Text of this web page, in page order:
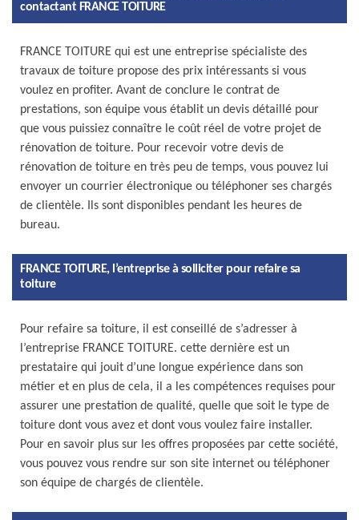
contactant FRANCE TOITURE
FRANCE TOITURE qui est une entreprise spécialiste des
travaux de toiture propose des prix intéressants si vous
voulez en profiter. Avant de conclure le contrat de
prestations, son équipe vous établit un devis détaillé pour
que vous puissiez connaître le coût réel de votre projet de
rénovation de toiture. Pour recevoir votre devis de
rénovation de toiture en très peu de temps, vous pouvez lui
envoyer un courrier électronique ou téléphoner ses chargés
de clientèle. Ils sont disponibles pendant les heures de
bureau.
FRANCE TOITURE, l’entreprise à solliciter pour refaire sa
toiture
Pour refaire sa toiture, il est conseillé de s’adresser à
l’entreprise FRANCE TOITURE. cette dernière est un
prestataire qui jouit d’une longue expérience dans son
métier et en plus de cela, il a les compétences requises pour
assurer une prestation de qualité, quelle que soit le type de
toiture dont vous avez et dont vous voulez faire installer.
Pour en savoir plus sur les offres proposées par cette société,
vous pouvez vous rendre sur son site internet ou téléphoner
son équipe de chargés de clientèle.